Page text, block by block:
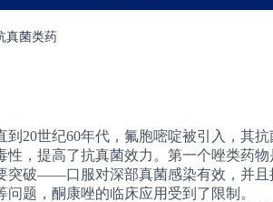
真菌类药
20世纪60年代，氟胞嘧啶被引入，其
，提高了抗真菌效力。第一个唑类药
突破——口服对深部真菌感染有效，并
题，酮康唑的临床应用受到了限制。